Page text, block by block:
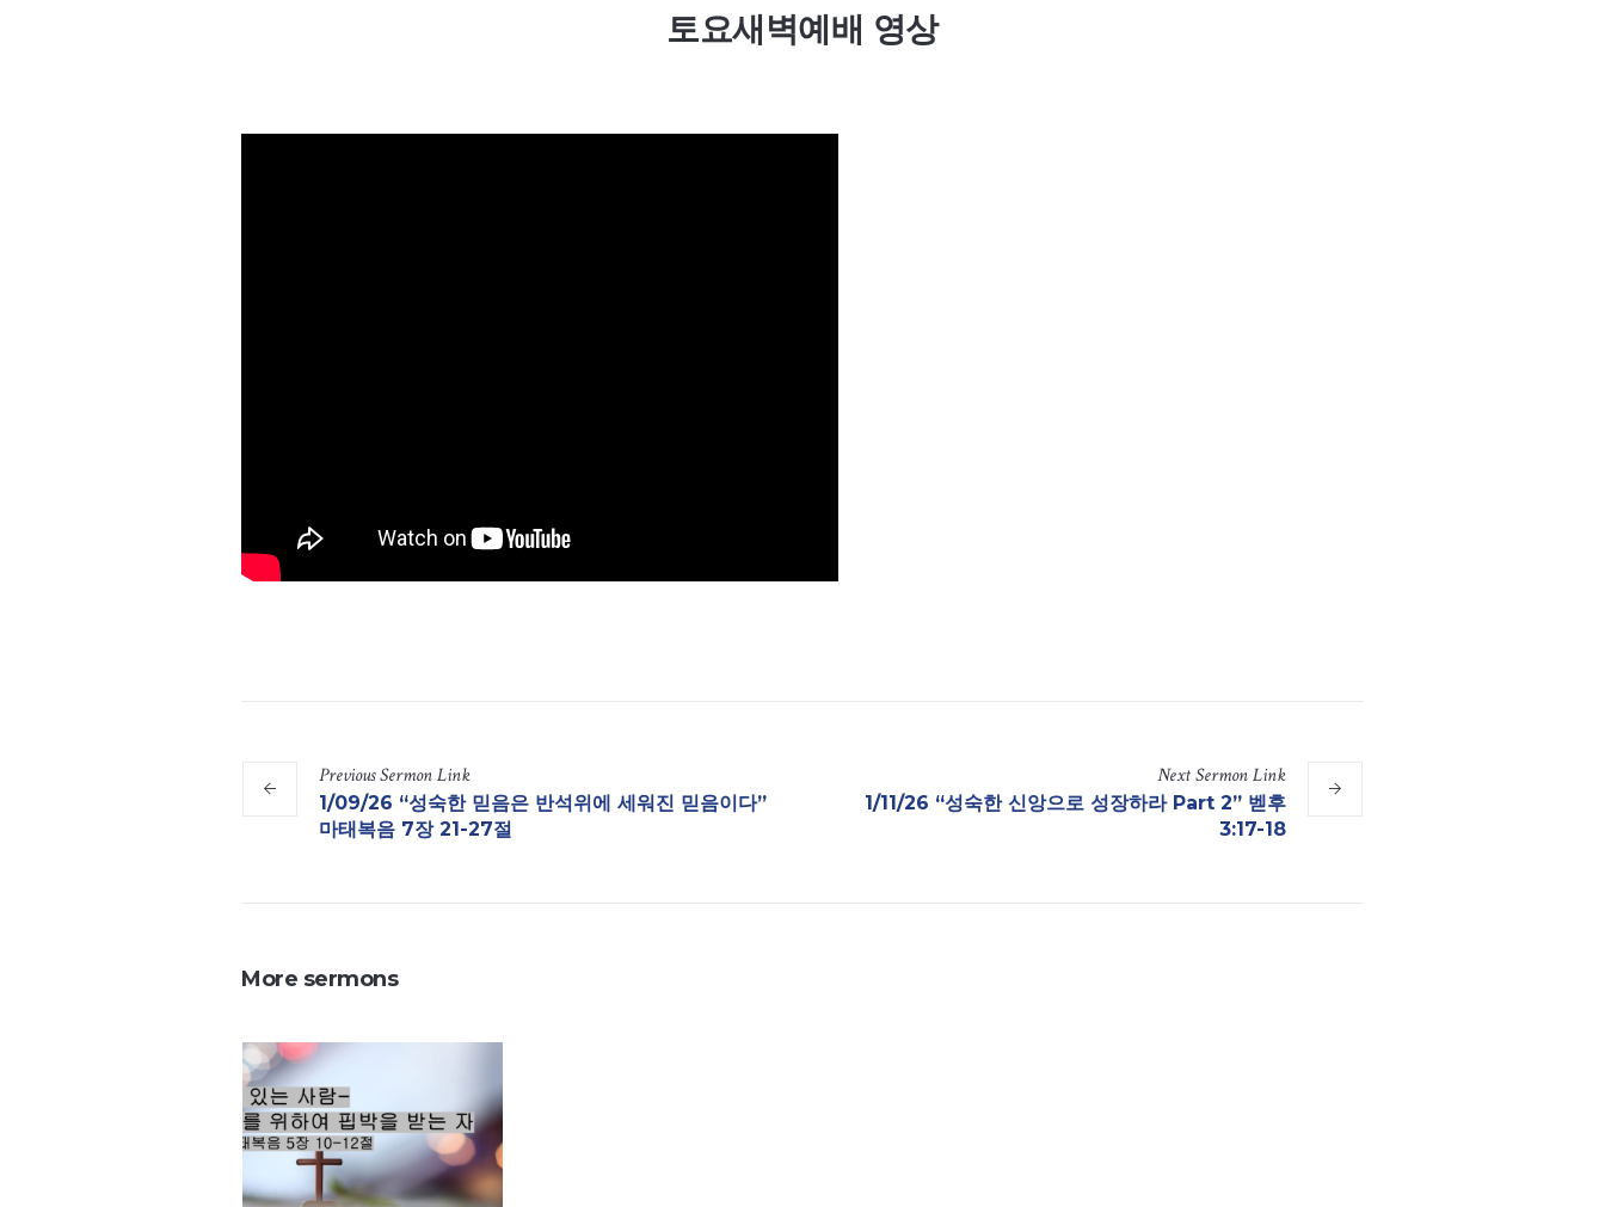
토요새벽예배 영상
PreviousSermonLink
1/09/26 “성숙한 믿음은 반석위에 세워진 믿음이다”
마태복음 7장 21-27절
NextSermonLink
1/11/26 “성숙한 신앙으로 성장하라 Part 2” 벧후
3:17-18
More sermons